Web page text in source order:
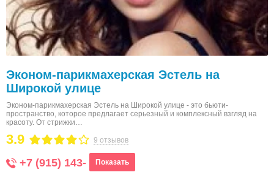
Эконом-парикмахерская Эстель на
Широкой улице
Эконом-парикмахерская Эстель на Широкой улице - это бьюти-
пространство, которое предлагает серьезный и комплексный взгляд на
красоту. От стрижки…
9 отзывов
3.9
+7 (915) 143- Показать